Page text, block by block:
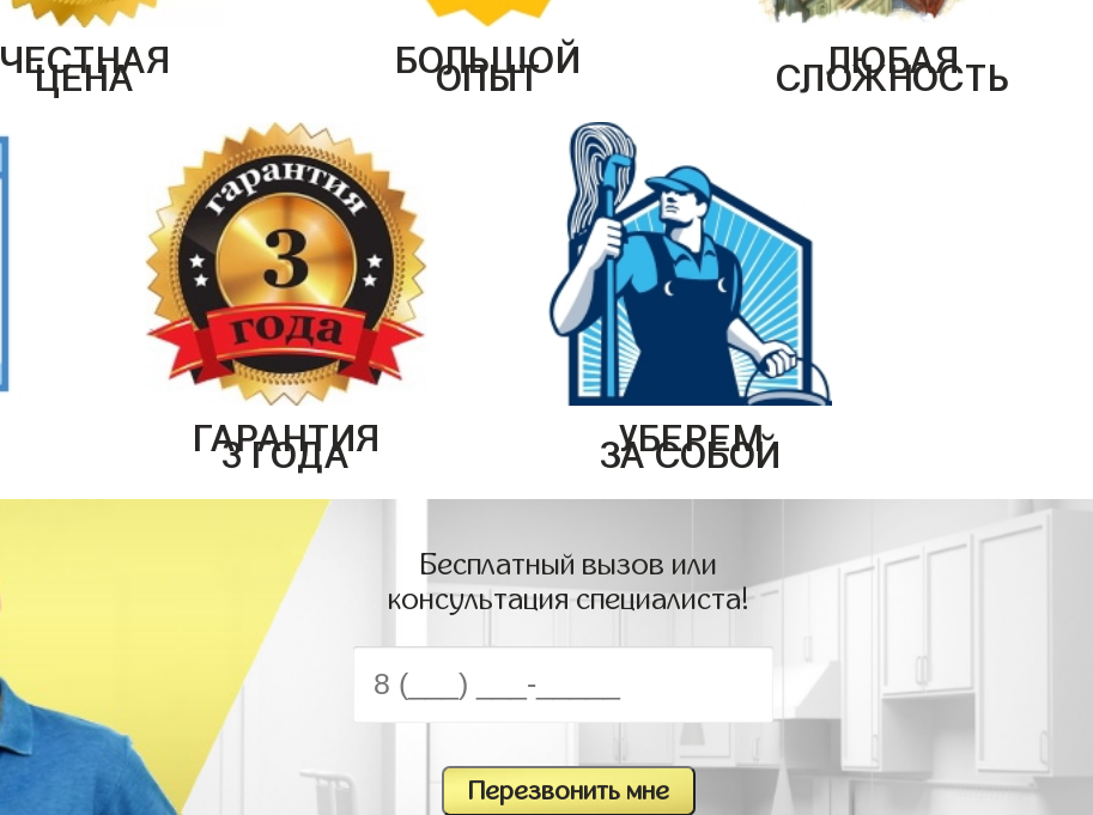
ЧЕСТНАЯ
ЦЕНА БОЛЬШОЙ
ОПЫТ ЛЮБАЯ
СЛОЖНОСТЬ
ГАРАНТИЯ
3 ГОДА УБЕРЕМ
ЗА СОБОЙ
Бесплатный вызов или
консультация специалиста!